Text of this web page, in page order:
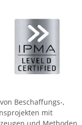
Beschaffungs-,
mit
und Methoden